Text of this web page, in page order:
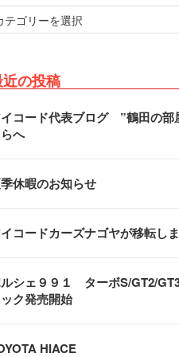
の投稿
コード代表ブログ ”鶴田の部
へ
休暇のお知らせ
コードカーズナゴヤが移転し
シェ９９１ ターボS/GT2/
ク発売開始
HIACE